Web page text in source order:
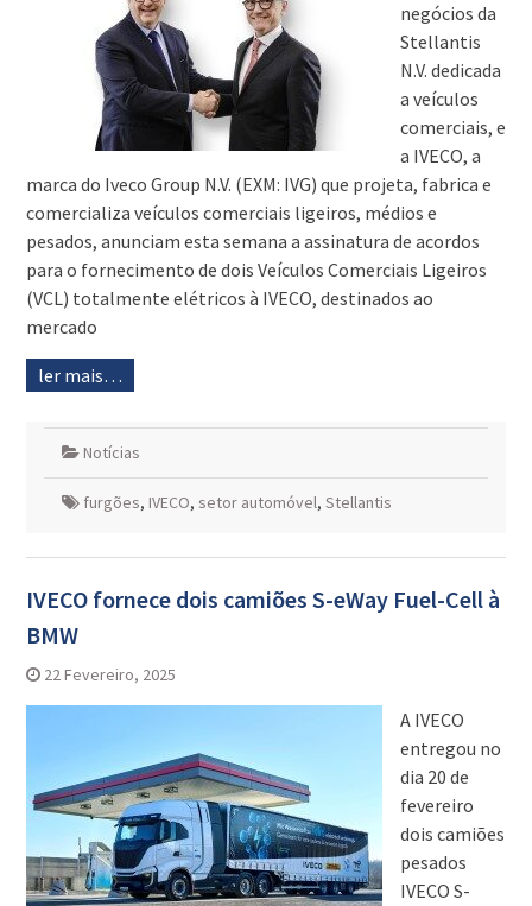
negócios da
Stellantis
N.V. dedicada
a veículos
comerciais, e
a IVECO, a
marca do Iveco Group N.V. (EXM: IVG) que projeta, fabrica e
comercializa veículos comerciais ligeiros, médios e
pesados, anunciam esta semana a assinatura de acordos
para o fornecimento de dois Veículos Comerciais Ligeiros
(VCL) totalmente elétricos à IVECO, destinados ao
mercado
ler mais…
Notícias
furgões, IVECO, setor automóvel, Stellantis
IVECO fornece dois camiões S-eWay Fuel-Cell à
BMW
22 Fevereiro, 2025
A IVECO
entregou no
dia 20 de
fevereiro
dois camiões
pesados
IVECO S-